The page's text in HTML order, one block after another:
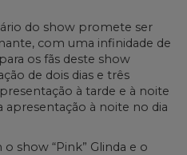
do show promete ser
com uma infinidade de
os fãs deste show
de dois dias e três
à tarde e à noite
à noite no dia
show “Pink” Glinda e o